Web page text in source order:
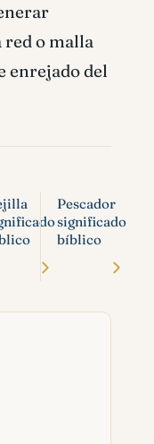
o malla
enrejado del
Pescador
significado
bíblico